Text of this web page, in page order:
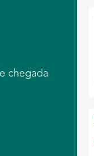
chegada